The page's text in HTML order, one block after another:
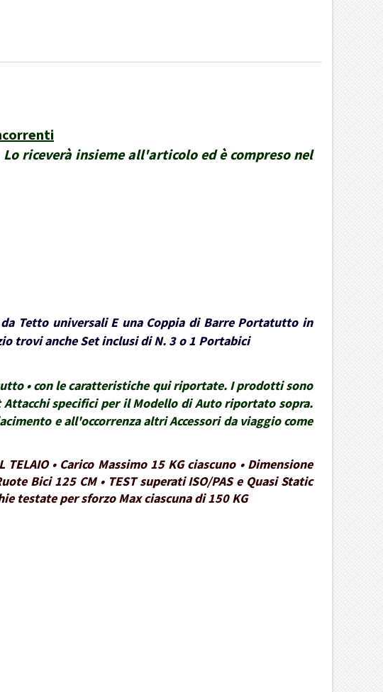
riceverà insieme all'articolo ed è compreso nel
Tetto universali E una Coppia di Barre Portatutto in
trovi anche Set inclusi di N. 3 o 1 Portabici
• con le caratteristiche qui riportate. I prodotti sono
specifici per il Modello di Auto riportato sopra.
e all'occorrenza altri Accessori da viaggio come
• Carico Massimo 15 KG ciascuno • Dimensione
Bici 125 CM • TEST superati ISO/PAS e Quasi Static
testate per sforzo Max ciascuna di 150 KG